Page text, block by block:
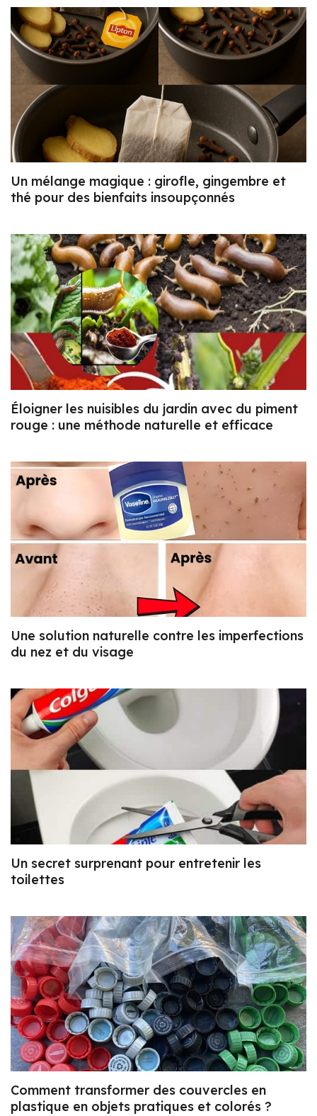
Un mélange magique : girofle, gingembre et
thé pour des bienfaits insoupçonnés
Éloigner les nuisibles du jardin avec du piment
rouge : une méthode naturelle et efficace
Une solution naturelle contre les imperfections
du nez et du visage
Un secret surprenant pour entretenir les
toilettes
Comment transformer des couvercles en
plastique en objets pratiques et colorés ?